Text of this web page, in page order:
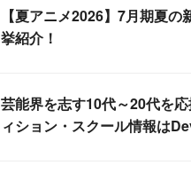
【夏アニメ2026】7月期夏の
挙紹介！
芸能界を志す10代～20代を
ィション・スクール情報は